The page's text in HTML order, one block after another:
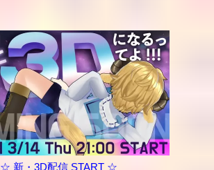
☆ 新・3D配信 START ☆